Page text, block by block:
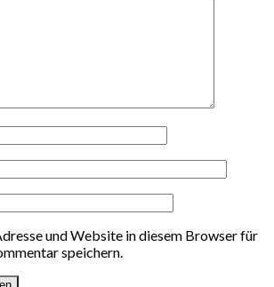
und Website in diesem Browser für
speichern.